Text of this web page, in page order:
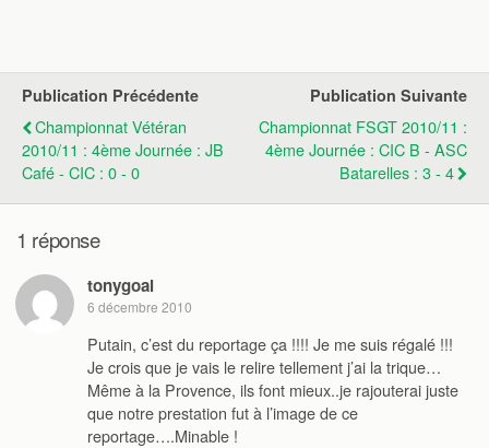
Publication Précédente
Championnat Vétéran
2010/11 : 4ème Journée : JB
Café - CIC : 0 - 0
Publication Suivante
Championnat FSGT 2010/11 :
4ème Journée : CIC B - ASC
Batarelles : 3 - 4
1 réponse
tonygoal
6 décembre 2010
Putain, c’est du reportage ça !!!! Je me suis régalé !!!
Je crois que je vais le relire tellement j’ai la trique…
Même à la Provence, ils font mieux..je rajouterai juste
que notre prestation fut à l’image de ce
reportage….Minable !